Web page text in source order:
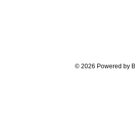
© 2026 Powered by